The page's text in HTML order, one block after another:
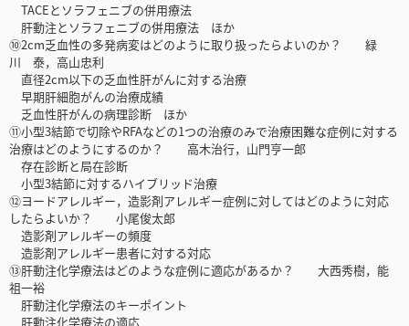
TACEとソラフェニブの併用療法
肝動注とソラフェニブの併用療法 ほか
⑩2cm乏血性の多発病変はどのように取り扱ったらよいのか？ 緑
川 泰，高山忠利
直径2cm以下の乏血性肝がんに対する治療
早期肝細胞がんの治療成績
乏血性肝がんの病理診断 ほか
⑪小型3結節で切除やRFAなどの1つの治療のみで治療困難な症例に対する
治療はどのようにするのか？ 高木治行，山門亨一郎
存在診断と局在診断
小型3結節に対するハイブリッド治療
⑫ヨードアレルギー，造影剤アレルギー症例に対してはどのように対応
したらよいか？ 小尾俊太郎
造影剤アレルギーの頻度
造影剤アレルギー患者に対する対応
⑬肝動注化学療法はどのような症例に適応があるか？ 大西秀樹，能
祖一裕
肝動注化学療法のキーポイント
肝動注化学療法の適応